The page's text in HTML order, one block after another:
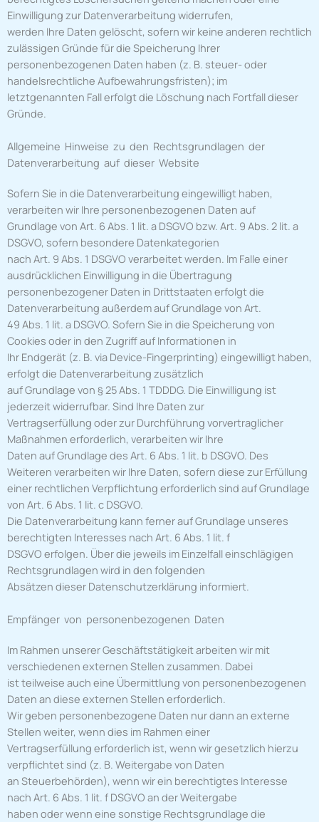
Einwilligung zur Datenverarbeitung widerrufen,
werden Ihre Daten gelöscht, sofern wir keine anderen rechtlich
zulässigen Gründe für die Speicherung Ihrer
personenbezogenen Daten haben (z. B. steuer- oder
handelsrechtliche Aufbewahrungsfristen); im
letztgenannten Fall erfolgt die Löschung nach Fortfall dieser
Gründe.
Allgemeine Hinweise zu den Rechtsgrundlagen der
Datenverarbeitung auf dieser Website
Sofern Sie in die Datenverarbeitung eingewilligt haben,
verarbeiten wir Ihre personenbezogenen Daten auf
Grundlage von Art. 6 Abs. 1 lit. a DSGVO bzw. Art. 9 Abs. 2 lit. a
DSGVO, sofern besondere Datenkategorien
nach Art. 9 Abs. 1 DSGVO verarbeitet werden. Im Falle einer
ausdrücklichen Einwilligung in die Übertragung
personenbezogener Daten in Drittstaaten erfolgt die
Datenverarbeitung außerdem auf Grundlage von Art.
49 Abs. 1 lit. a DSGVO. Sofern Sie in die Speicherung von
Cookies oder in den Zugriff auf Informationen in
Ihr Endgerät (z. B. via Device-Fingerprinting) eingewilligt haben,
erfolgt die Datenverarbeitung zusätzlich
auf Grundlage von § 25 Abs. 1 TDDDG. Die Einwilligung ist
jederzeit widerrufbar. Sind Ihre Daten zur
Vertragserfüllung oder zur Durchführung vorvertraglicher
Maßnahmen erforderlich, verarbeiten wir Ihre
Daten auf Grundlage des Art. 6 Abs. 1 lit. b DSGVO. Des
Weiteren verarbeiten wir Ihre Daten, sofern diese zur Erfüllung
einer rechtlichen Verpflichtung erforderlich sind auf Grundlage
von Art. 6 Abs. 1 lit. c DSGVO.
Die Datenverarbeitung kann ferner auf Grundlage unseres
berechtigten Interesses nach Art. 6 Abs. 1 lit. f
DSGVO erfolgen. Über die jeweils im Einzelfall einschlägigen
Rechtsgrundlagen wird in den folgenden
Absätzen dieser Datenschutzerklärung informiert.
Empfänger von personenbezogenen Daten
Im Rahmen unserer Geschäftstätigkeit arbeiten wir mit
verschiedenen externen Stellen zusammen. Dabei
ist teilweise auch eine Übermittlung von personenbezogenen
Daten an diese externen Stellen erforderlich.
Wir geben personenbezogene Daten nur dann an externe
Stellen weiter, wenn dies im Rahmen einer
Vertragserfüllung erforderlich ist, wenn wir gesetzlich hierzu
verpflichtet sind (z. B. Weitergabe von Daten
an Steuerbehörden), wenn wir ein berechtigtes Interesse
nach Art. 6 Abs. 1 lit. f DSGVO an der Weitergabe
haben oder wenn eine sonstige Rechtsgrundlage die